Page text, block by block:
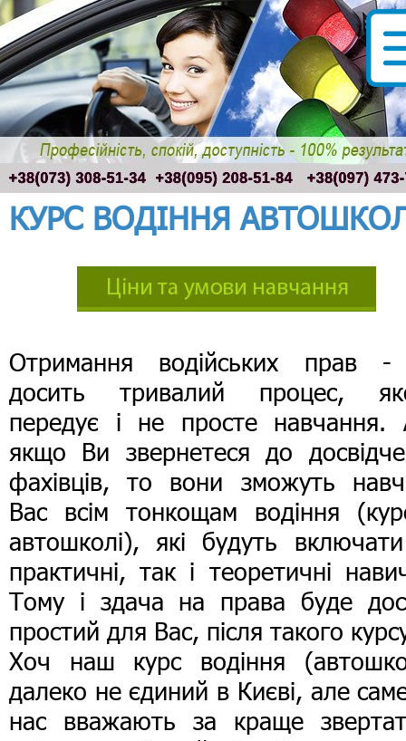
КУРС ВОДІННЯ
Отримання водійських прав
досить тривалий процес,
передує і не просте навчання.
якщо Ви звернетеся до
фахівців, то вони зможуть
Вас всім тонкощам водіння
автошколі), які будуть
практичні, так і теоретичні
Тому і здача на права буде
простий для Вас, після такого
Хоч наш курс водіння
далеко не єдиний в Києві, але
нас вважають за краще